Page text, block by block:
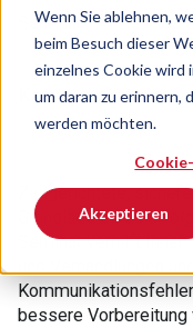
Wenn Sie ablehnen,
beim Besuch dieser
einzelnes Cookie wird
um daran zu erinnern,
werden möchten.
Akzeptieren
Seminar Freie
Zielgerichtete,
Grundlage eines
Seminar verhilft
bessere Vorbereitung